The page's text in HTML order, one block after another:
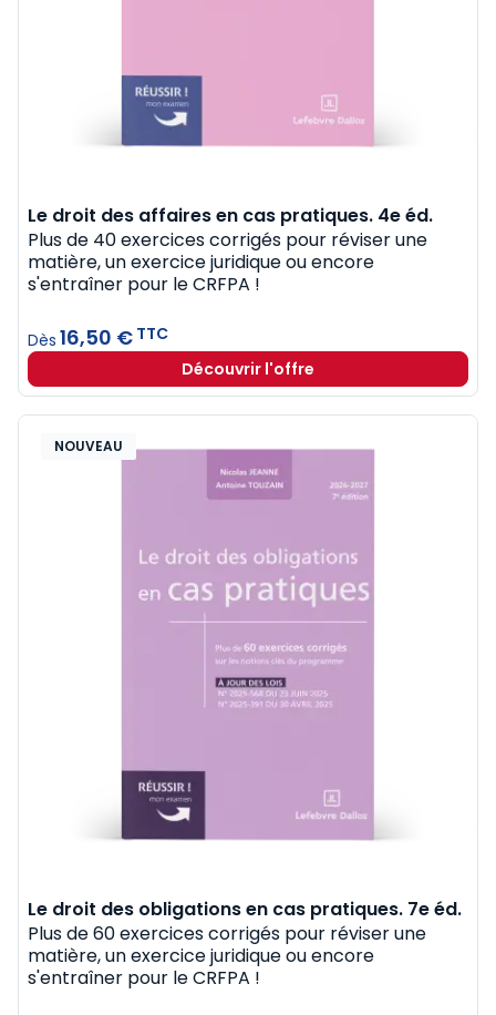
Le droit des affaires en cas pratiques. 4e éd.
Plus de 40 exercices corrigés pour réviser une
matière, un exercice juridique ou encore
s'entraîner pour le CRFPA !
Dès 16,50 € TTC
Découvrir l'offre
NOUVEAU
Le droit des obligations en cas pratiques. 7e éd.
Plus de 60 exercices corrigés pour réviser une
matière, un exercice juridique ou encore
s'entraîner pour le CRFPA !